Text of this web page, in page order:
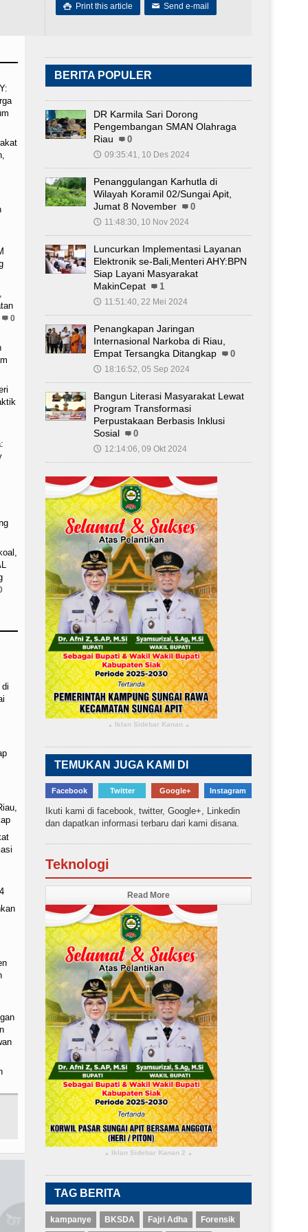
 Print this article ✉ Send e-mail
0
BERITA POPULER
DR Karmila Sari Dorong
Pengembangan SMAN Olahraga
Riau
0
🕔 09:35:41, 10 Des 2024
Penanggulangan Karhutla di
Wilayah Koramil 02/Sungai Apit,
Jumat 8 November
0
🕔 11:48:30, 10 Nov 2024
Luncurkan Implementasi Layanan
Elektronik se-Bali,Menteri AHY:BPN
Siap Layani Masyarakat
MakinCepat
1
🕔 11:51:40, 22 Mei 2024
Penangkapan Jaringan
Internasional Narkoba di Riau,
Empat Tersangka Ditangkap
0
🕔 18:16:52, 05 Sep 2024
Bangun Literasi Masyarakat Lewat
Program Transformasi
Perpustakaan Berbasis Inklusi
Sosial
0
🕔 12:14:06, 09 Okt 2024
▴ Iklan Sidebar Kanan ▴
TEMUKAN JUGA KAMI DI
Facebook Twitter Google+ Instagram
Ikuti kami di facebook, twitter, Google+, Linkedin
dan dapatkan informasi terbaru dari kami disana.
Teknologi
Read More
▴ Iklan Sidebar Kanan 2 ▴
TAG BERITA
kampanye BKSDA Fajri Adha Forensik